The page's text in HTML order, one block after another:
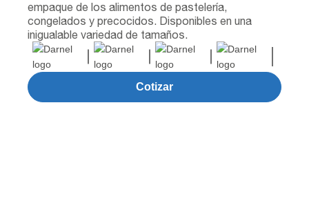
empaque de los alimentos de pastelería,
congelados y precocidos. Disponibles en una
inigualable variedad de tamaños.
Cotizar